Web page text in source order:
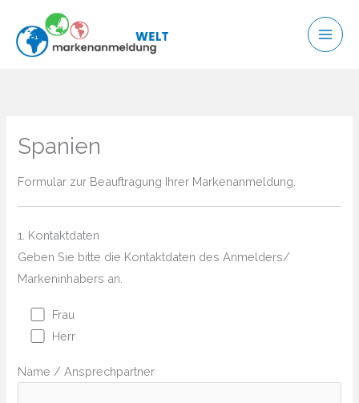
Inhalt
springen
Spanien
Formular zur Beauftragung Ihrer Markenanmeldung.
1. Kontaktdaten
Geben Sie bitte die Kontaktdaten des Anmelders/
Markeninhabers an.
Frau
Herr
Name / Ansprechpartner